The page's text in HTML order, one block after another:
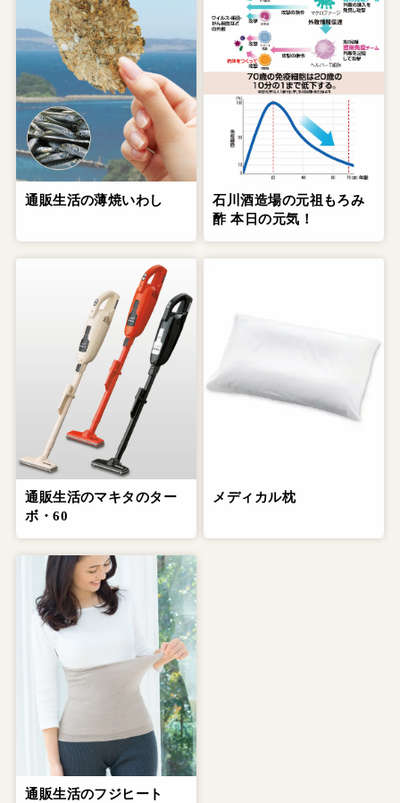
通販生活の薄焼いわし
石川酒造場の元祖もろみ
酢 本日の元気！
通販生活のマキタのター
ボ・60
メディカル枕
通販生活のフジヒート